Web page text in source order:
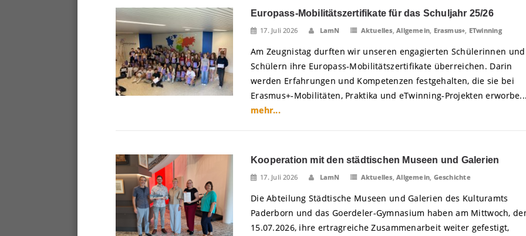
Europass-Mobilitätszertifikate für das Schuljahr 25/26
17. Juli 2026 LamN Aktuelles,Allgemein, Erasmus+, ETwinning
Am Zeugnistag durften wir unseren engagierten Schülerinnen und
Schülern ihre Europass-Mobilitätszertifikate überreichen. Darin
werden Erfahrungen und Kompetenzen festgehalten, die sie bei
Erasmus+-Mobilitäten, Praktika und eTwinning-Projekten erworbe...
mehr...
Kooperation mit den städtischen Museen und Galerien
17. Juli 2026 LamN Aktuelles,Allgemein, Geschichte
Die Abteilung Städtische Museen und Galerien des Kulturamts
Paderborn und das Goerdeler-Gymnasium haben am Mittwoch,
15.07.2026, ihre ertragreiche Zusammenarbeit weiter gefestigt,